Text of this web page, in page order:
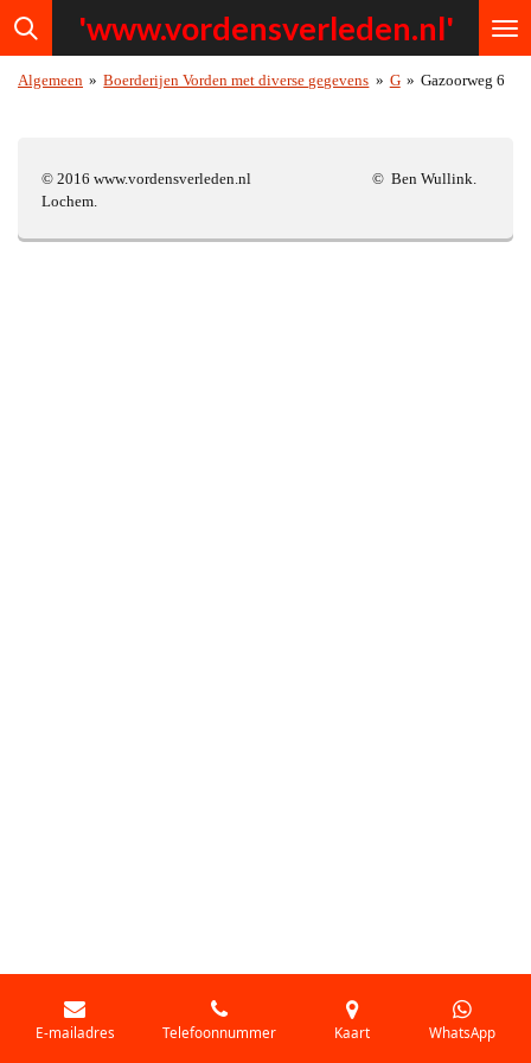
Ga
direct
de
'www.vordensverleden.nl'
Algemeen » Boerderijen Vorden met diverse gegevens » G » Gazoorweg 6
© 2016 www.vordensverleden.nl © Ben Wullink.
Lochem.
E-mailadres Telefoonnummer Kaart WhatsApp